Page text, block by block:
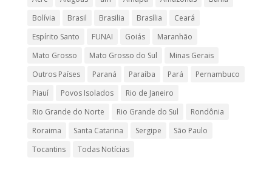
Bolívia
Brasil Brasilia Brasília
Ceará
Espírito Santo
FUNAI Goiás
Maranhão
Mato Grosso
Mato Grosso do Sul
Minas Gerais
Outros Países
Paraná Paraíba Pará
Pernambuco
Piauí
Povos Isolados
Rio de Janeiro
Rio Grande do Norte
Rio Grande do Sul
Rondônia
Roraima
Santa Catarina Sergipe
São Paulo
Tocantins
Todas Notícias